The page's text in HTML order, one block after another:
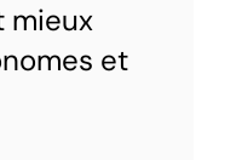
mieux
et